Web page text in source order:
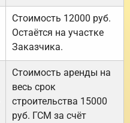
Стоимость 12000 руб.
Остаётся на участке
Заказчика.
Стоимость аренды на
весь срок
строительства 15000
руб. ГСМ за счёт